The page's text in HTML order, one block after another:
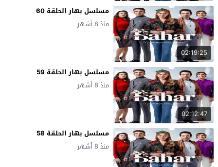
02:19:25
مسلسل بهار الحلقة 60
منذ 8 أشهر
02:12:47
مسلسل بهار الحلقة 59
منذ 8 أشهر
مسلسل بهار الحلقة 58
منذ 8 أشهر